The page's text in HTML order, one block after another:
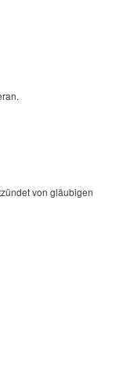
von gläubigen